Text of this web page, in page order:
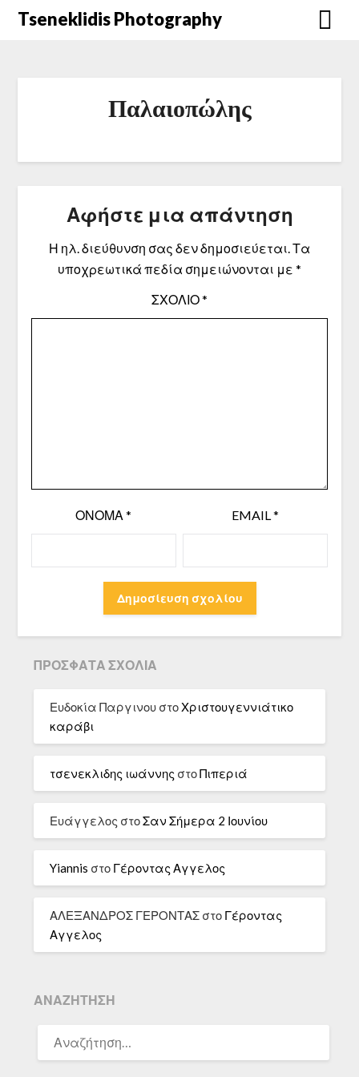
Μετάβαση
Tseneklidis Photography
Παλαιοπώλης
Αφήστε μια απάντηση
Η ηλ. διεύθυνση σας δεν δημοσιεύεται.Τα
υποχρεωτικά πεδία σημειώνονται με *
ΣΧΌΛΙΟ*
ΌΝΟΜΑ* EMAIL*
ΠΡΌΣΦΑΤΑ ΣΧΌΛΙΑ
Ευδοκία Παργινου στοΧριστουγεννιάτικο
καράβι
τσενεκλιδης ιωάννης στοΠιπεριά
Ευάγγελος στοΣαν Σήμερα 2 Ιουνίου
Yiannis στο Γέροντας Αγγελος
ΑΛΕΞΑΝΔΡΟΣ ΓΕΡΟΝΤΑΣ στο Γέροντας
Αγγελος
ΑΝΑΖΉΤΗΣΗ
ΓΙΑ: